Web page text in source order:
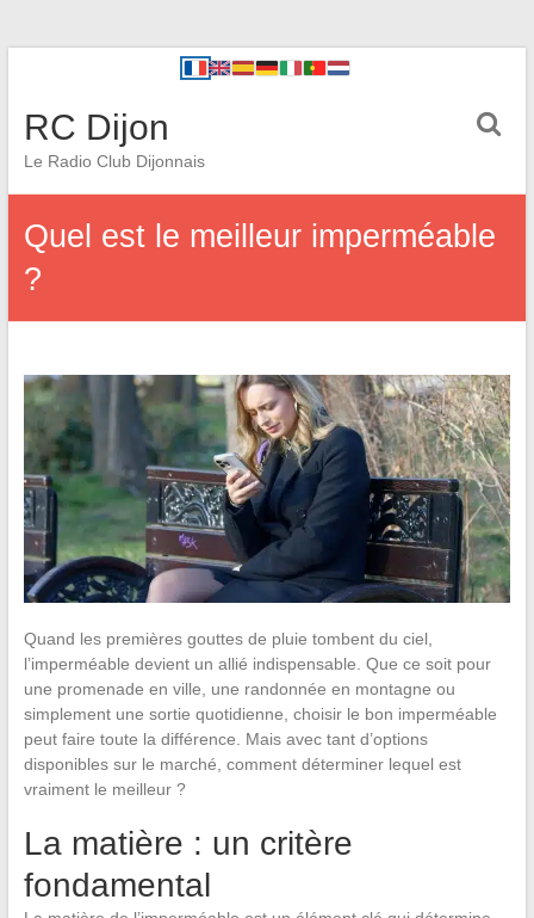
RC Dijon
Le Radio Club Dijonnais
Quel est le meilleur imperméable
?
Quand les premières gouttes de pluie tombent du ciel,
l’imperméable devient un allié indispensable. Que ce soit pour
une promenade en ville, une randonnée en montagne ou
simplement une sortie quotidienne, choisir le bon imperméable
peut faire toute la différence. Mais avec tant d’options
disponibles sur le marché, comment déterminer lequel est
vraiment le meilleur ?
La matière : un critère
fondamental